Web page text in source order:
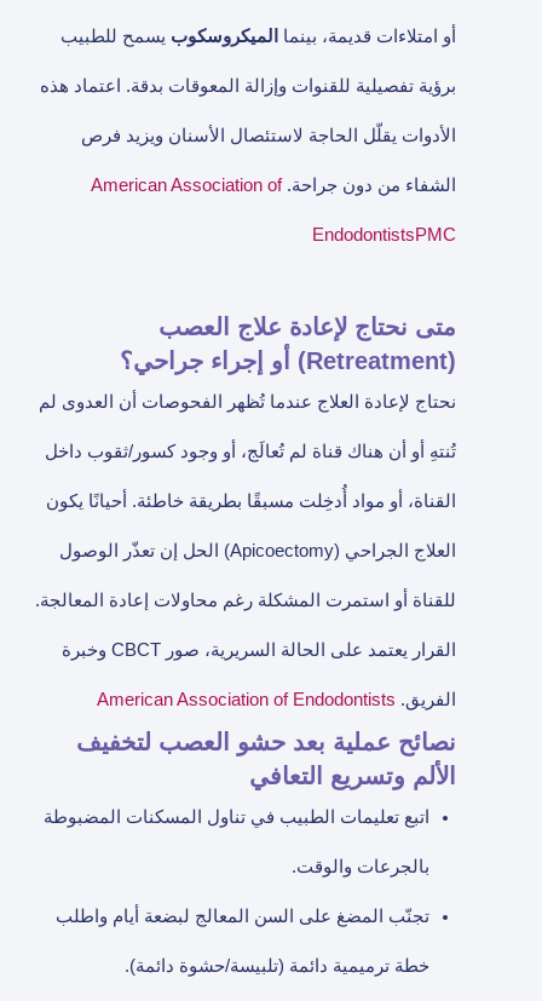
أو امتلاءات قديمة، بينما الميكروسكوب يسمح للطبيب
برؤية تفصيلية للقنوات وإزالة المعوقات بدقة. اعتماد هذه
الأدوات يقلّل الحاجة لاستئصال الأسنان ويزيد فرص
الشفاء من دون جراحة.American Association of
EndodontistsPMC
متى نحتاج لإعادة علاج العصب
(Retreatment) أو إجراء جراحي؟
نحتاج لإعادة العلاج عندما تُظهر الفحوصات أن العدوى لم
تُنتهِ أو أن هناك قناة لم تُعالَج، أو وجود كسور/ثقوب داخل
القناة، أو مواد أُدخِلت مسبقًا بطريقة خاطئة. أحيانًا يكون
العلاج الجراحي (Apicoectomy) الحل إن تعذّر الوصول
للقناة أو استمرت المشكلة رغم محاولات إعادة المعالجة.
القرار يعتمد على الحالة السريرية، صور CBCT وخبرة
الفريق. American Association of Endodontists
نصائح عملية بعد حشو العصب لتخفيف
الألم وتسريع التعافي
اتبع تعليمات الطبيب في تناول المسكنات المضبوطة
بالجرعات والوقت.
تجنّب المضغ على السن المعالج لبضعة أيام واطلب
خطة ترميمية دائمة (تلبيسة/حشوة دائمة).